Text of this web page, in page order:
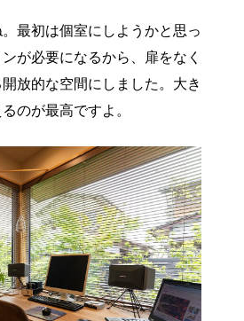
最初は個室にしようかと思っ
が必要になるから、扉をなく
放的な空間にしました。大き
のが最高ですよ。